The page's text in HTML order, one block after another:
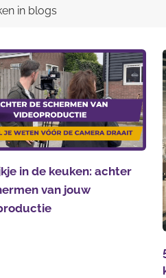
in de keuken: achter
van jouw